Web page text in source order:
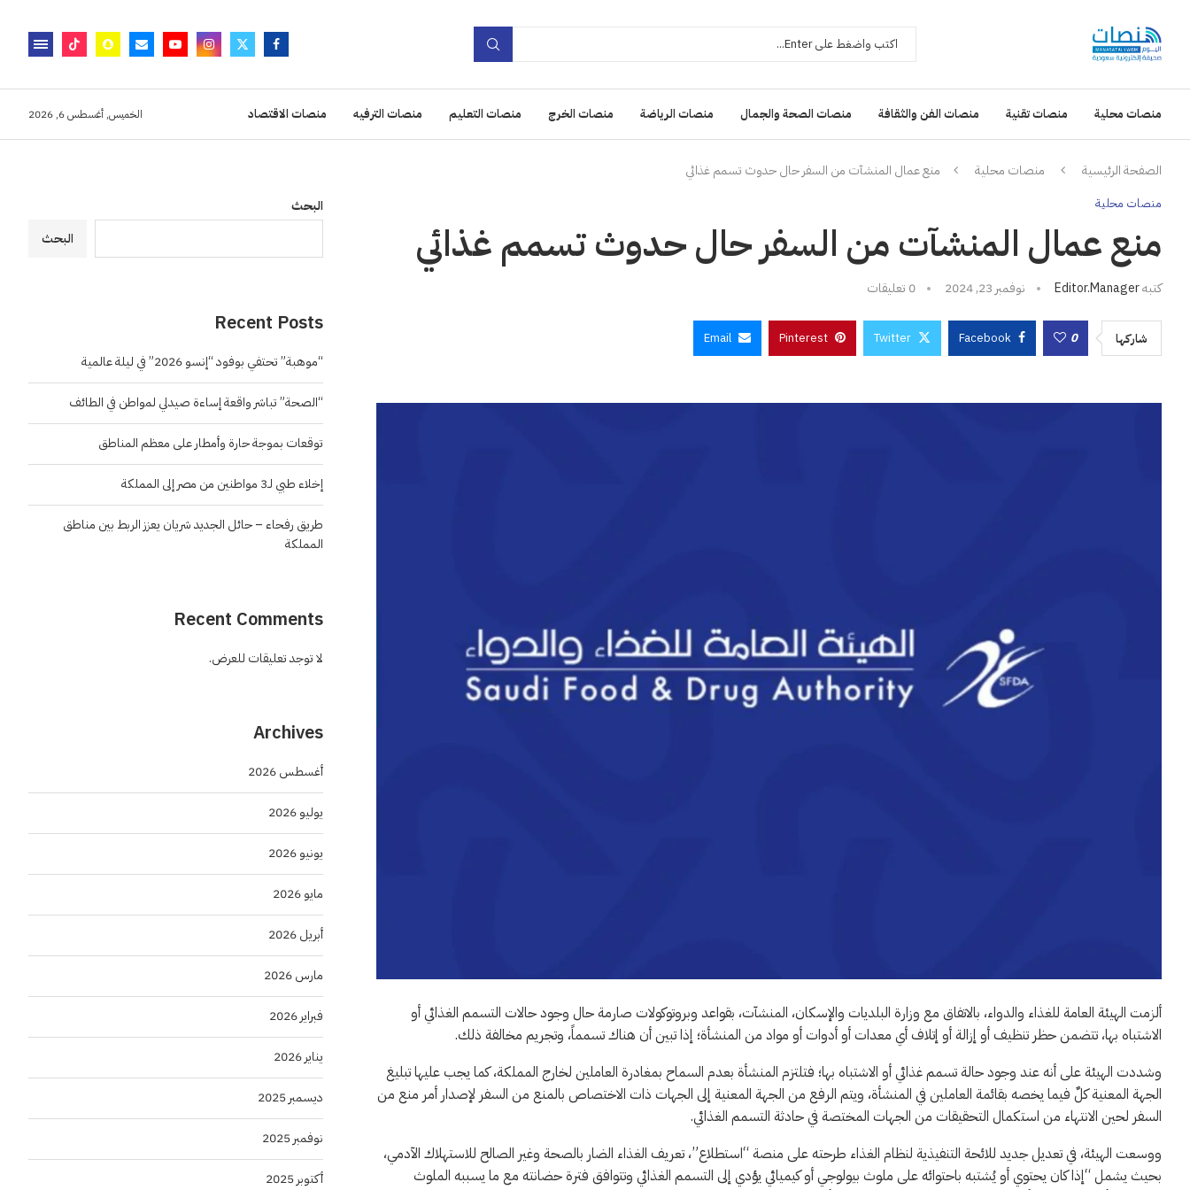
منصات محلية منصات تقنية منصات الفن والثقافة منصات الصحة والجمال منصات الرياضة منصات الخرج منصات التعليم منصات الترفيه منصات الاقتصاد الخميس, أغسطس 6, 2026
الصفحة الرئيسية منصات محلية منع عمال المنشآت من السفر حال حدوث تسمم غذائي
منصات محلية
منع عمال المنشآت من السفر حال حدوث تسمم غذائي
كتبهEditor.manager نوفمبر 23, 2024 0 تعليقات
شاركها 0
Facebook
Twitter
Pinterest
Email
ألزمت الهيئة العامة للغذاء والدواء، بالاتفاق مع وزارة البلديات والإسكان، المنشآت، بقواعد وبروتوكولات صارمة حال وجود حالات التسمم الغذائي أو
الاشتباه بها، تتضمن حظر تنظيف أو إزالة أو إتلاف أي معدات أو أدوات أو مواد من المنشأة؛ إذا تبين أن هناك تسمماً، وتجريم مخالفة ذلك.
وشددت الهيئة على أنه عند وجود حالة تسمم غذائي أو الاشتباه بها؛ فتلتزم المنشأة بعدم السماح بمغادرة العاملين لخارج المملكة، كما يجب عليها تبليغ
الجهة المعنية كلٌ فيما يخصه بقائمة العاملين في المنشأة، ويتم الرفع من الجهة المعنية إلى الجهات ذات الاختصاص بالمنع من السفر لإصدار أمر منع من
السفر لحين الانتهاء من استكمال التحقيقات من الجهات المختصة في حادثة التسمم الغذائي.
ووسعت الهيئة، في تعديل جديد للائحة التنفيذية لنظام الغذاء طرحته على منصة “استطلاع”، تعريف الغذاء الضار بالصحة وغير الصالح للاستهلاك الآدمي،
بحيث يشمل “إذا كان يحتوي أو يُشتبه باحتوائه على ملوث بيولوجي أو كيميائي يؤدي إلى التسمم الغذائي وتتوافق فترة حضانته مع ما يسببه الملوث
البحث
البحث
Recent Posts
“موهبة” تحتفي بوفود “إنسو 2026” في ليلة عالمية
“الصحة” تباشر واقعة إساءة صيدلي لمواطن في الطائف
توقعات بموجة حارة وأمطار على معظم المناطق
إخلاء طبي لـ3 مواطنين من مصر إلى المملكة
طريق رفحاء – حائل الجديد شريان يعزز الربط بين مناطق
المملكة
Recent Comments
لا توجد تعليقات للعرض.
Archives
أغسطس 2026
يوليو 2026
يونيو 2026
مايو 2026
أبريل 2026
مارس 2026
فبراير 2026
يناير 2026
ديسمبر 2025
نوفمبر 2025
أكتوبر 2025